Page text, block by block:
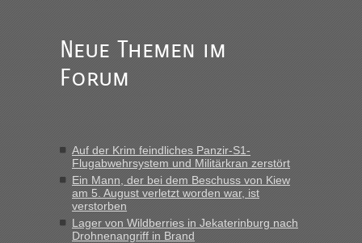
fast 11 Milliarden aufgedeckt
„Am besten wäre natürlich, wenn die Frau mit dabei ist.
Alleinreisende Männer stehen schließlich immer unter
Milliarden aufgedeckt
„Kein Zoll. Du musst an sich nur sagen dass das privat ist
und du nicht damit handeln willst. So lange das nicht
Originalverpackt ist und ersichlich das nicht neu sollte es
keine Probleme geben“
Neue Themen im
Forum
Auf der Krim feindliches Panzir-S1-
Flugabwehrsystem und Militärkran zerstört
Ein Mann, der bei dem Beschuss von Kiew
am 5. August verletzt worden war, ist
verstorben
Lager von Wildberries in Jekaterinburg nach
Drohnenangriff in Brand